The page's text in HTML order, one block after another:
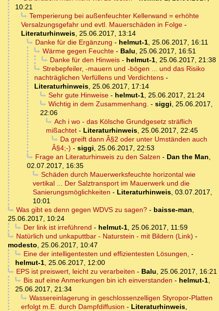
10:21
Temperierung bei außenfeuchter Kellerwand = erhöhte
Versalzungsgefahr und evtl. Mauerschäden in Folge -
Literaturhinweis, 25.06.2017, 13:14
Danke für die Ergänzung - helmut-1, 25.06.2017, 16:11
Wärme gegen Feuchte- Balu, 25.06.2017, 16:51
Danke für den Hinweis- helmut-1, 25.06.2017, 21:38
Strebepfeiler, -mauern und -bögen ... und das Risiko
nachträglichen Verfüllens und Verdichtens -
Literaturhinweis, 25.06.2017, 17:14
Sehr gute Hinweise- helmut-1, 25.06.2017, 21:24
Wichtig in dem Zusammenhang. - siggi, 25.06.2017,
22:06
Ach i wo - das Kölsche Grundgesetz sträflich
mißachtet - Literaturhinweis, 25.06.2017, 22:45
Da greift dann Â§2 oder unter Umständen auch
Â§4;-) - siggi, 25.06.2017, 22:53
Frage an Literaturhinweis zu den Salzen - Dan the Man,
02.07.2017, 16:35
Schäden durch Mauerwerksfeuchte horizontal wie
vertikal ... Der Salztransport im Mauerwerk und die
Sanierungsmöglichkeiten - Literaturhinweis, 03.07.2017,
10:01
Was gibt es denn gegen WDVS zu sagen?- baisse-man,
25.06.2017, 10:24
Der link ist irreführend - helmut-1, 25.06.2017, 11:59
Natürlich und unkaputtbar - Naturstein - mit Bildern (Link) -
modesto, 25.06.2017, 10:47
Eine der intelligentesten und effizientesten Lösungen, -
helmut-1, 25.06.2017, 12:00
EPS ist preiswert, leicht zu verarbeiten - Balu, 25.06.2017, 16:21
Bis auf eine Anmerkungen bin ich einverstanden - helmut-1,
25.06.2017, 21:34
Wassereinlagerung in geschlossenzelligen Styropor-Platten
erfolgt m.E. durch Dampfdiffusion - Literaturhinweis,